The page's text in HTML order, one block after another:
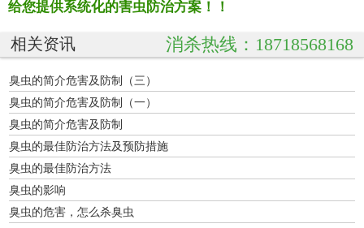
给您提供系统化的害虫防治方案！！
相关资讯 消杀热线：18718568168
臭虫的简介危害及防制（三）
臭虫的简介危害及防制（一）
臭虫的简介危害及防制
臭虫的最佳防治方法及预防措施
臭虫的最佳防治方法
臭虫的影响
臭虫的危害，怎么杀臭虫